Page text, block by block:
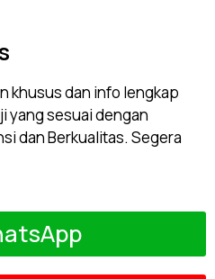
khusus dan info lengkap
yang sesuai dengan
dan Berkualitas. Segera